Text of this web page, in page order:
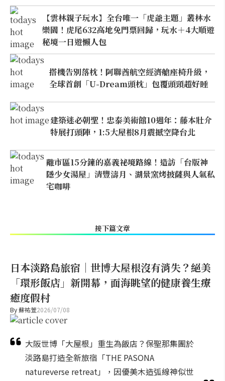
【雲林親子玩水】全台唯一「虎爺主題」叢林水
樂園！虎尾632高地免門票回歸，玩水＋4大順遊
秘境一日遊懶人包
搭機告別落枕！阿聯酋航空經濟艙座椅升級，
全球首創「U-Dream頭枕」包覆頭頸超好睡
建築迷必朝聖！忠泰美術館10週年：藤本壯介
特展打頭陣，1:5大屋根8月震撼空降台北
離市區15分鐘的嘉義祕境路線！造訪「台版神
隱少女湯屋」清豐濤月、湖景窯烤披薩與人氣私
宅咖啡
接下篇文章
日本淡路島旅宿｜世博大屋根沒有消失？絕美
「環形飯店」新開幕，面海眺望的健康養生療
癒度假村
By蘇祐萱2026/07/08
大阪世博「大屋根」重生為飯店？保聖那集團於
淡路島打造全新旅宿「THE PASONA
natureverse retreat」，因優美木造弧線神似世